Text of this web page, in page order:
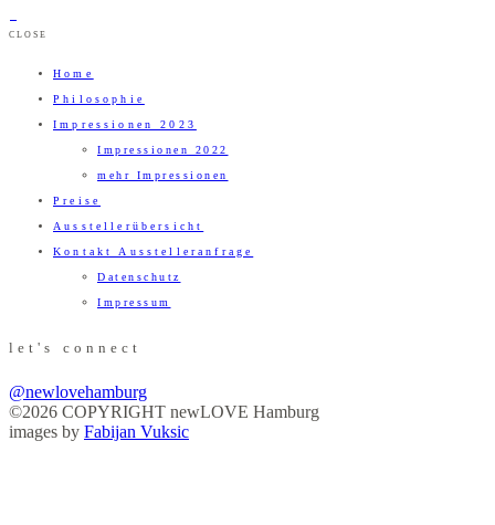
CLOSE
Home
Philosophie
Impressionen 2023
Impressionen 2022
mehr Impressionen
Preise
Ausstellerübersicht
Kontakt Ausstelleranfrage
Datenschutz
Impressum
let's connect
@newlovehamburg
©2026 COPYRIGHT newLOVE Hamburg
images by Fabijan Vuksic